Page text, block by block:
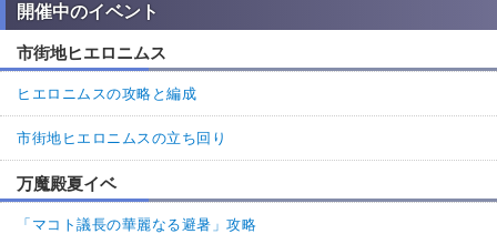
開催中のイベント
市街地ヒエロニムス
ヒエロニムスの攻略と編成
市街地ヒエロニムスの立ち回り
万魔殿夏イベ
「マコト議長の華麗なる避暑」攻略